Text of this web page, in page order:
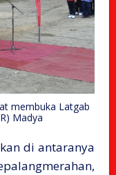
membuka Latgab
Madya
di antaranya